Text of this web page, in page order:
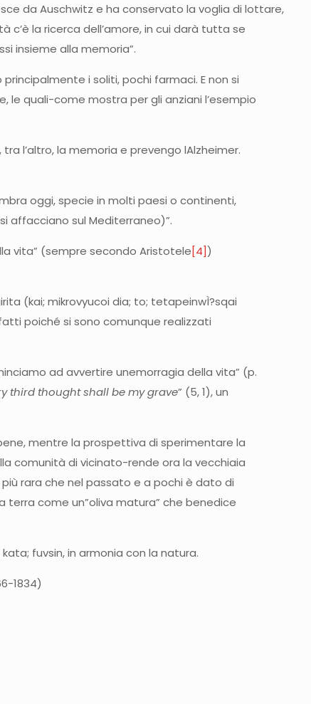
da Auschwitz e ha conservato la voglia di lottare,
c’è la ricerca dell’amore, in cui darà tutta se
insieme alla memoria”.
i soliti, pochi farmaci. E non si
quali-come mostra per gli anziani l’esempio
tra l’altro, la memoria e prevengo lAlzheimer.
oggi, specie in molti paesi o continenti,
affacciano sul Mediterraneo)”.
vita” (sempre secondo Aristotele[4])
(kai; mikrovyucoi dia; to; tetapeinwÌ?sqai
poiché si sono comunque realizzati
ad avvertire unemorragia della vita” (p.
third thought shall be my grave” (5, 1), un
mentre la prospettiva di sperimentare la
comunità di vicinato-rende ora la vecchiaia
rara che nel passato e a pochi è dato di
terra come un”oliva matura” che benedice
fuvsin, in armonia con la natura.
1834)